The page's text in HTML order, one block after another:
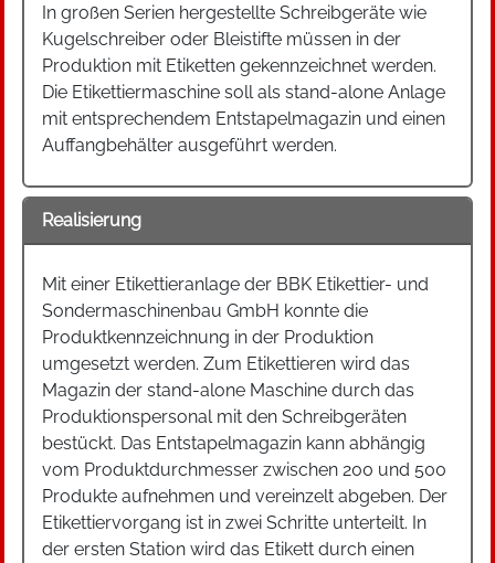
In großen Serien hergestellte Schreibgeräte wie
Kugelschreiber oder Bleistifte müssen in der
Produktion mit Etiketten gekennzeichnet werden.
Die Etikettiermaschine soll als stand-alone Anlage
mit entsprechendem Entstapelmagazin und einen
Auffangbehälter ausgeführt werden.
Realisierung
Mit einer Etikettieranlage der BBK Etikettier- und
Sondermaschinenbau GmbH konnte die
Produktkennzeichnung in der Produktion
umgesetzt werden. Zum Etikettieren wird das
Magazin der stand-alone Maschine durch das
Produktionspersonal mit den Schreibgeräten
bestückt. Das Entstapelmagazin kann abhängig
vom Produktdurchmesser zwischen 200 und 500
Produkte aufnehmen und vereinzelt abgeben. Der
Etikettiervorgang ist in zwei Schritte unterteilt. In
der ersten Station wird das Etikett durch einen